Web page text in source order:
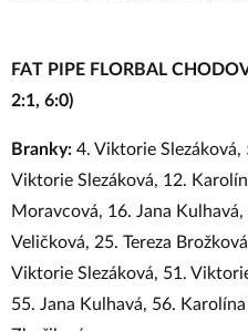
FAT PIPE FLORBAL
2:1, 6:0)
Branky: 4. Viktorie
Viktorie Slezáková, 12.
Moravcová, 16. Jana
Veličková, 25. Tereza
Viktorie Slezáková, 51.
55. Jana Kulhavá, 56.